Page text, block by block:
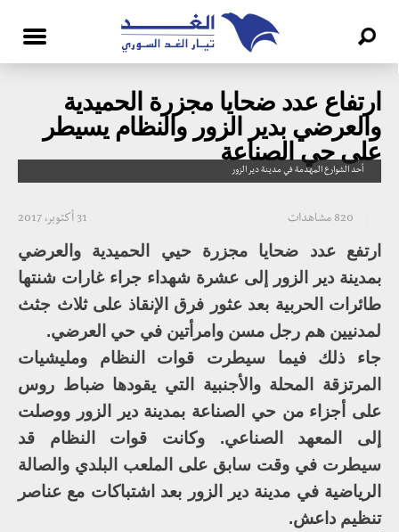
ارتفاع عدد ضحايا مجزرة الحميدية
والعرضي بدير الزور والنظام يسيطر
على حي الصناعة
أحد الشوارع المهدمة في مدينة دير الزور
31 أكتوبر، 2017 820 مشاهدات
ارتفع عدد ضحايا مجزرة حيي الحميدية والعرضي
بمدينة دير الزور إلى عشرة شهداء جراء غارات شنتها
طائرات الحربية بعد عثور فرق الإنقاذ على ثلاث جثث
لمدنيين هم رجل مسن وامرأتين في حي العرضي.
جاء ذلك فيما سيطرت قوات النظام ومليشيات
المرتزقة المحلة والأجنبية التي يقودها ضباط روس
على أجزاء من حي الصناعة بمدينة دير الزور ووصلت
إلى المعهد الصناعي. وكانت قوات النظام قد
سيطرت في وقت سابق على الملعب البلدي والصالة
الرياضية في مدينة دير الزور بعد اشتباكات مع عناصر
تنظيم داعش.